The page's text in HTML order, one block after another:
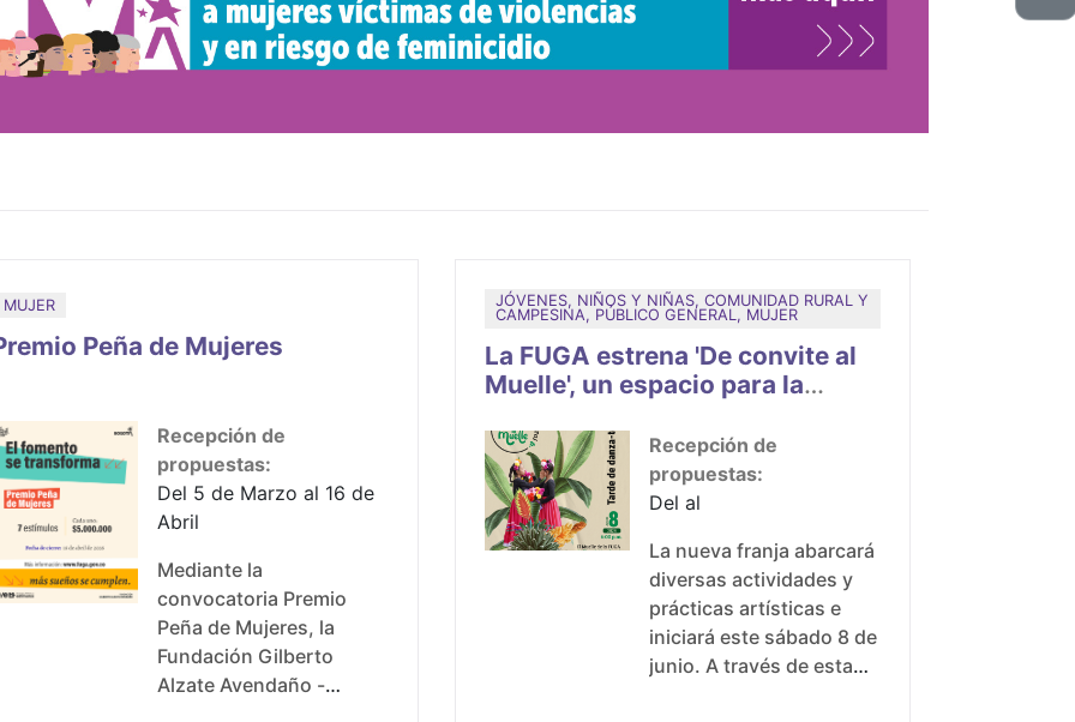
MUJER
Peña de Mujeres
Recepción de
propuestas:
Del 5 de Marzo al 16 de
Abril
Mediante la
convocatoria Premio
Peña de Mujeres, la
Fundación Gilberto
Alzate Avendaño -
JÓVENES, NIÑOS Y NIÑAS, COMUNIDAD RURAL Y
CAMPESINA, PÚBLICO GENERAL, MUJER
La FUGA estrena 'De convite al
Muelle', un espacio para la
Recepción de
propuestas:
Del al
La nueva franja abarcará
diversas actividades y
prácticas artísticas e
iniciará este sábado 8 de
junio. A través de esta